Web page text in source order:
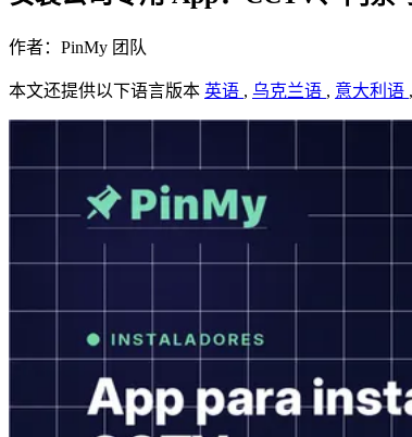
作者：PinMy 团队
本文还提供以下语言版本 英语 , 乌克兰语 , 意大利语 ,